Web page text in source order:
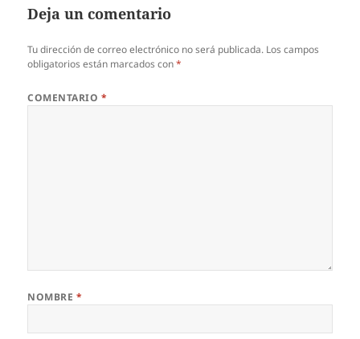
Deja un comentario
Tu dirección de correo electrónico no será publicada. Los campos
obligatorios están marcados con*
COMENTARIO *
NOMBRE *